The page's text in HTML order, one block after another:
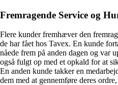
Fremragende Service og
Flere kunder fremhæver den
de har fået hos Tavex. En kunde
nåede frem på anden dagen og var
også fulgt op med et opkald for at
En anden kunde takker en
dem med at gennemføre deres